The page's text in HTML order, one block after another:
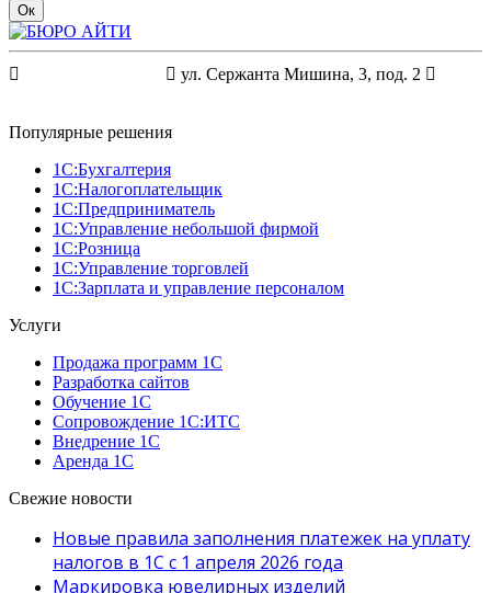
Ок
 ул. Сержанта Мишина, 3, под. 2 
Популярные решения
1С:Бухгалтерия
1С:Налогоплательщик
1С:Предприниматель
1С:Управление небольшой фирмой
1С:Розница
1С:Управление торговлей
1С:Зарплата и управление персоналом
Услуги
Продажа программ 1С
Разработка сайтов
Обучение 1С
Сопровождение 1C:ИТС
Внедрение 1С
Аренда 1С
Свежие новости
Новые правила заполнения платежек на уплату
налогов в 1С с 1 апреля 2026 года
Маркировка ювелирных изделий